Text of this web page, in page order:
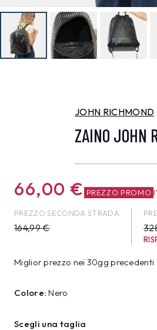
JOHN RICHMOND
ZAINO JOHN
66,00 € PREZZO PROMO
PREZZO SECONDA STRADA
164,99€
Miglior prezzo nei 30gg precedenti
Colore: Nero
Scegli una taglia